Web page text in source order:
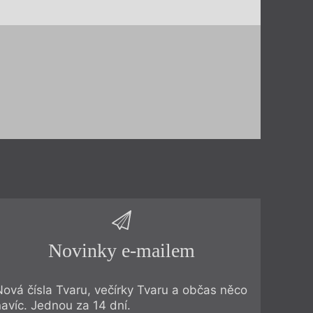
Novinky e-mailem
čísla Tvaru, večírky Tvaru a občas něco
Jednou za 14 dní.